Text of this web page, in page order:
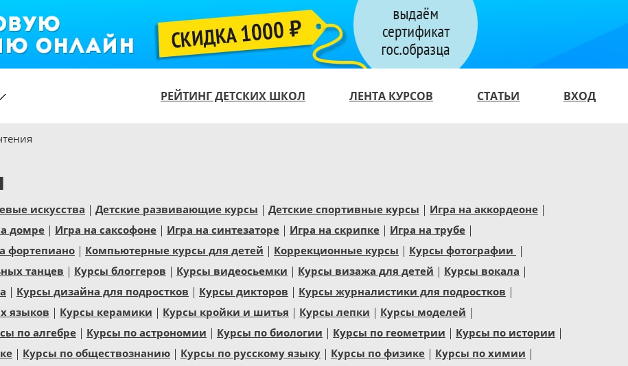
РЕЙТИНГ ДЕТСКИХ ШКОЛ ЛЕНТА КУРСОВ СТАТЬИ ВХОД
искусства Детские развивающие курсы Детские спортивные курсы
Игра на аккордеоне
домре Игра на саксофоне Игра на синтезаторе Игра на скрипке
Игра на трубе
фортепиано Компьютерные курсы для детей Коррекционные курсы
Курсы фотографии
танцев Курсы блоггеров Курсы видеосьемки Курсы визажа для детей
Курсы вокала
Курсы дизайна для подростков Курсы дикторов
Курсы журналистики для подростков
языков Курсы керамики Курсы кройки и шитья Курсы лепки
Курсы моделей
по алгебре Курсы по астрономии Курсы по биологии Курсы по геометрии
Курсы по истории
Курсы по обществознанию Курсы по русскому языку Курсы по физике
Курсы по химии